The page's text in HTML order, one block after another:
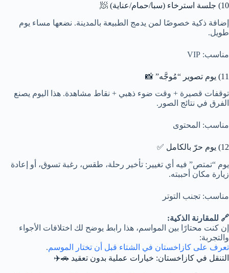
10) جلسة استرخاء (سبا/حمام/عناية) 🧖
إضافة ذكية خصوصًا لمن يدمج الطبيعة بالمدينة. نضعها مساء يوم
طويل.
مناسب: VIP
11) يوم تصوير “مُوجَّه” 📸
توقفات قصيرة + وقت ضوء ذهبي + نقاط مشاهدة. هذا اليوم يصنع
الفرق في نتائج الصور.
مناسب: المحتوى
12) يوم حرّ بالكامل ✅
يوم “تمتص” فيه أي تغيير: تأخير رحلة، طقس، رغبة تسوق، أو إعادة
زيارة مكان أحببته.
مناسب: تجنب التوتر
🔗 للمقارنة الذكية:
إن كنت محتارًا بين المواسم، هذا رابط يوضح لك اختلافات الأجواء
والتجربة:
تعرف على كازاخستان في الشتاء قبل أن تختار الموسم.
التنقل في كازاخستان: خيارات عملية بدون تعقيد 🚗✈️